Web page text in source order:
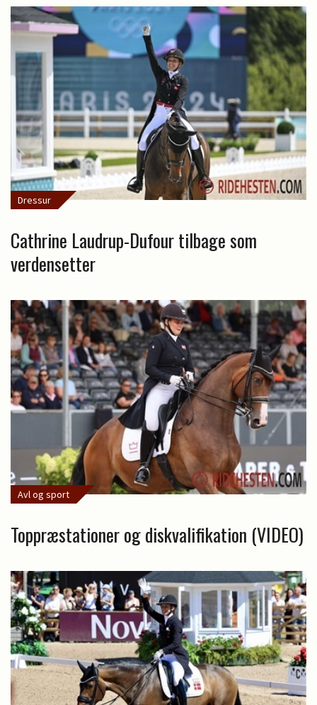
Dressur
Cathrine Laudrup-Dufour tilbage som
verdensetter
Avl og sport
Toppræstationer og diskvalifikation (VIDEO)